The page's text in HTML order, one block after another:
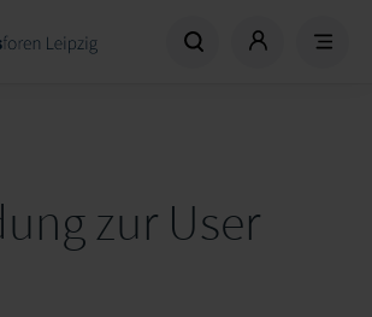
zur User